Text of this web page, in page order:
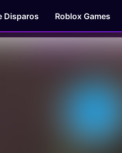
Disparos Roblox Games